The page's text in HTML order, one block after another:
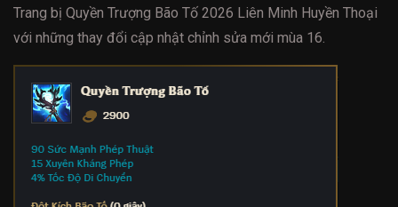
Trang bị Quyền Trượng Bão Tố 2026 Liên Minh Huyền Thoại
với những thay đổi cập nhật chỉnh sửa mới mùa 16.